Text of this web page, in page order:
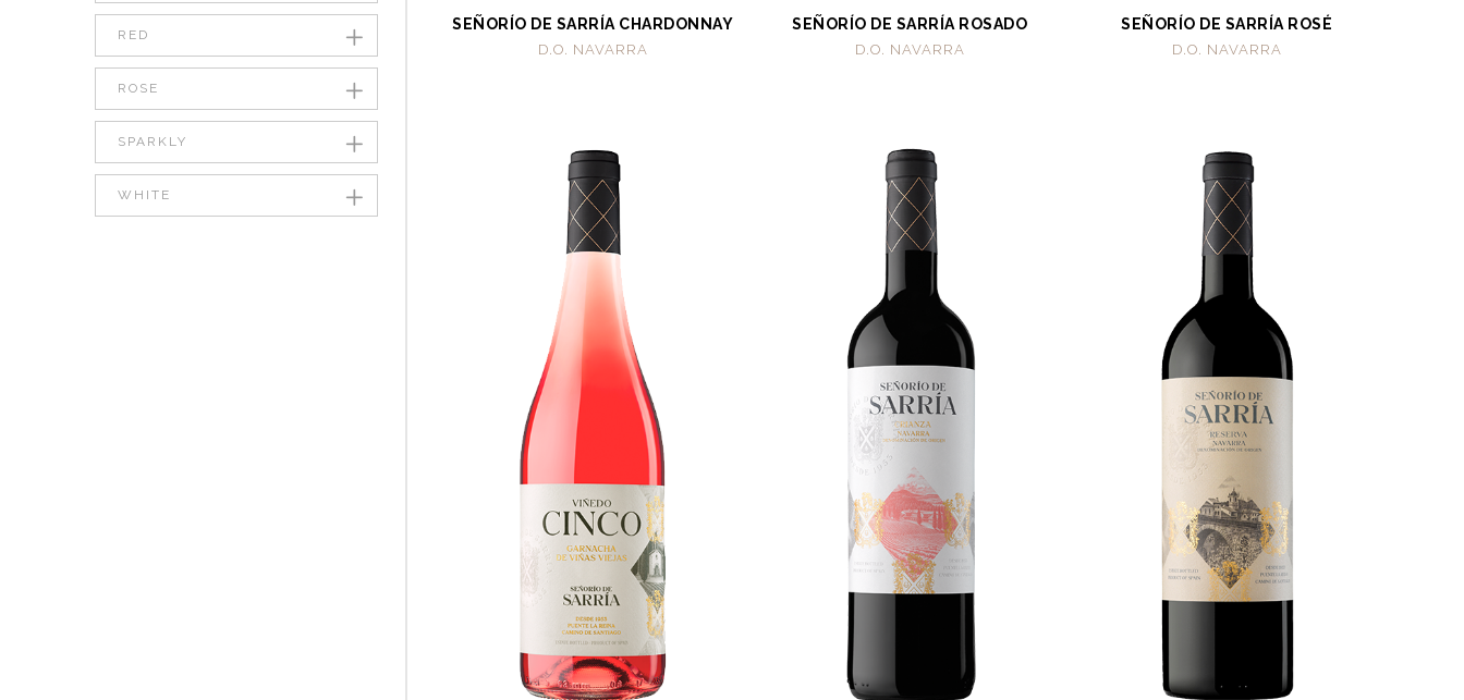
SEÑORÍO DE SARRÍA CHARDONNAY
D.O. NAVARRA
SEÑORÍO DE SARRÍA ROSADO
D.O. NAVARRA
SEÑORÍO DE SARRÍA ROSÉ
D.O. NAVARRA
RED
ROSE
SPARKLY
WHITE